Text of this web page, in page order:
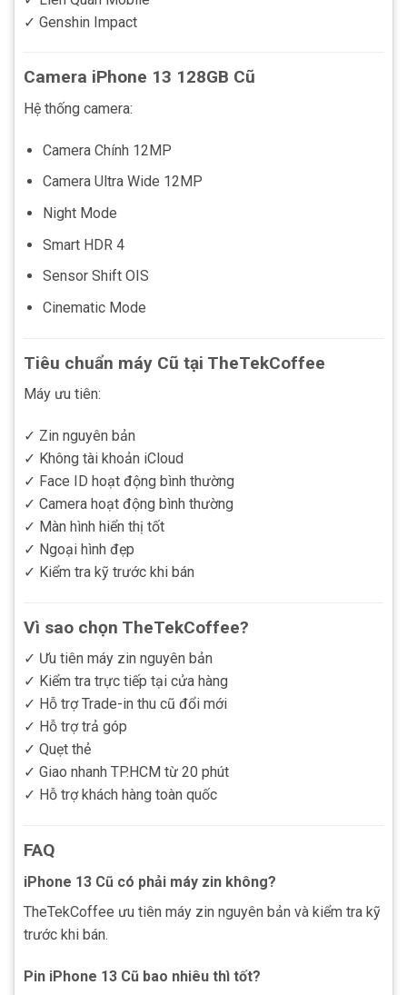
✓ Genshin Impact
Camera iPhone 13 128GB Cũ
Hệ thống camera:
Camera Chính 12MP
Camera Ultra Wide 12MP
Night Mode
Smart HDR 4
Sensor Shift OIS
Cinematic Mode
Tiêu chuẩn máy Cũ tại TheTekCoffee
Máy ưu tiên:
✓ Zin nguyên bản
✓ Không tài khoản iCloud
✓ Face ID hoạt động bình thường
✓ Camera hoạt động bình thường
✓ Màn hình hiển thị tốt
✓ Ngoại hình đẹp
✓ Kiểm tra kỹ trước khi bán
Vì sao chọn TheTekCoffee?
✓ Ưu tiên máy zin nguyên bản
✓ Kiểm tra trực tiếp tại cửa hàng
✓ Hỗ trợ Trade-in thu cũ đổi mới
✓ Hỗ trợ trả góp
✓ Quẹt thẻ
✓ Giao nhanh TP.HCM từ 20 phút
✓ Hỗ trợ khách hàng toàn quốc
FAQ
iPhone 13 Cũ có phải máy zin không?
TheTekCoffee ưu tiên máy zin nguyên bản và kiểm tra kỹ
trước khi bán.
Pin iPhone 13 Cũ bao nhiêu thì tốt?